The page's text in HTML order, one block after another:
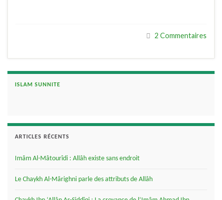
2 Commentaires
ISLAM SUNNITE
ARTICLES RÉCENTS
Imâm Al-Mâtourîdi : Allâh existe sans endroit
Le Chaykh Al-Mârighni parle des attributs de Allâh